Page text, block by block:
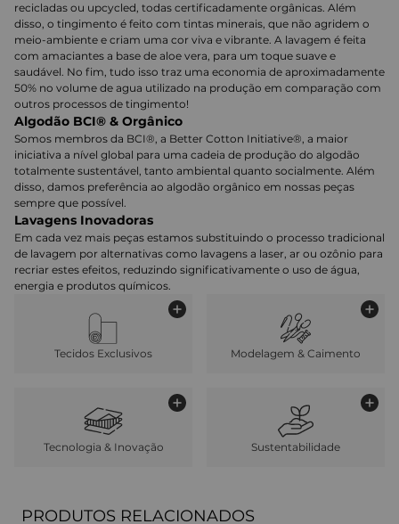
recicladas ou upcycled, todas certificadamente orgânicas. Além
disso, o tingimento é feito com tintas minerais, que não agridem o
meio-ambiente e criam uma cor viva e vibrante. A lavagem é feita
com amaciantes a base de aloe vera, para um toque suave e
saudável. No fim, tudo isso traz uma economia de aproximadamente
50% no volume de agua utilizado na produção em comparação com
outros processos de tingimento!
Algodão BCI® & Orgânico
Somos membros da BCI®, a Better Cotton Initiative®, a maior
iniciativa a nível global para uma cadeia de produção do algodão
totalmente sustentável, tanto ambiental quanto socialmente. Além
disso, damos preferência ao algodão orgânico em nossas peças
sempre que possível.
Lavagens Inovadoras
Em cada vez mais peças estamos substituindo o processo tradicional
de lavagem por alternativas como lavagens a laser, ar ou ozônio para
recriar estes efeitos, reduzindo significativamente o uso de água,
energia e produtos químicos.
Tecidos Exclusivos Modelagem & Caimento
Tecnologia & Inovação Sustentabilidade
PRODUTOS RELACIONADOS